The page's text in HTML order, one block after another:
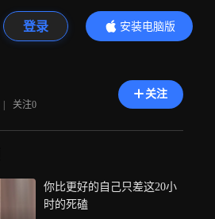
登录
安装电脑版
内容更精彩
| 关注0
关注
你比更好的自己只差这20小
时的死磕